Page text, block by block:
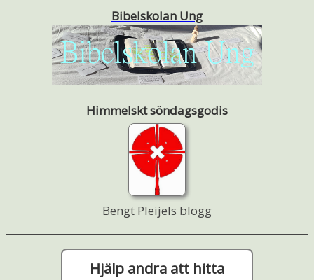
Bibelskolan Ung
Himmelskt söndagsgodis
Bengt Pleijels blogg
Hjälp andra att hitta